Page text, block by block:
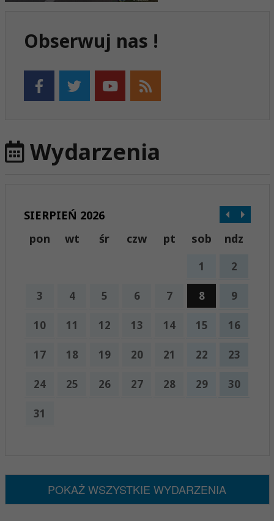
Obserwuj nas !
Wydarzenia
SIERPIEŃ 2026
pon
wt śr czw pt sob ndz
1 2
3 4 5 6 7 8 9
10 11 12 13 14 15 16
17 18 19 20 21 22 23
24 25 26 27 28 29 30
31
POKAŻ WSZYSTKIE WYDARZENIA